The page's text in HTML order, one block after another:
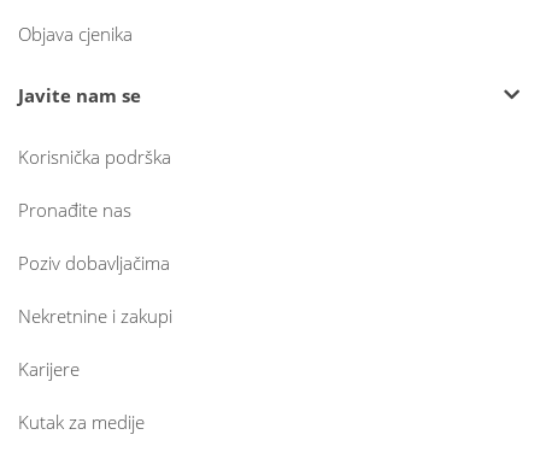
Objava cjenika
Javite nam se
Korisnička podrška
Pronađite nas
Poziv dobavljačima
Nekretnine i zakupi
Karijere
Kutak za medije